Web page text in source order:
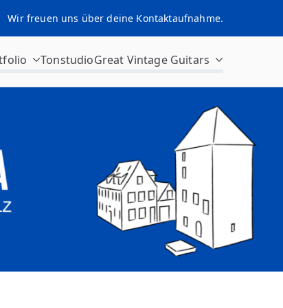
Wir freuen uns über deine Kontaktaufnahme.
TonstudioGreat Vintage Guitars